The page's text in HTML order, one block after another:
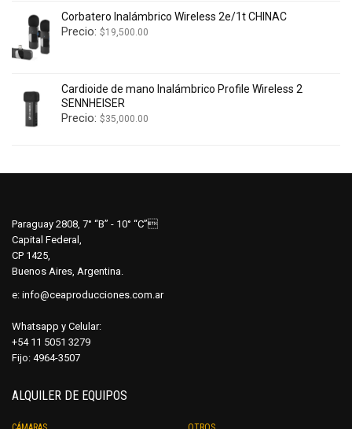
Corbatero Inalámbrico Wireless 2e/1t CHINAC
Precio: $19,500.00
Cardioide de mano Inalámbrico Profile Wireless 2
SENNHEISER
Precio: $35,000.00
Paraguay 2808, 7° “B” - 10° “C”
Capital Federal,
CP 1425,
Buenos Aires, Argentina.
e: info@ceaproducciones.com.ar
Whatsapp y Celular:
+54 11 5051 3279
Fijo: 4964-3507
ALQUILER DE EQUIPOS